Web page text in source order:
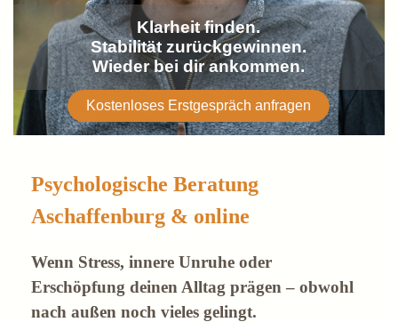
Klarheit finden.
Stabilität zurückgewinnen.
Wieder bei dir ankommen.
Kostenloses Erstgespräch anfragen
Psychologische Beratung
Aschaffenburg & online
Wenn Stress, innere Unruhe oder
Erschöpfung deinen Alltag prägen – obwohl
nach außen noch vieles gelingt.